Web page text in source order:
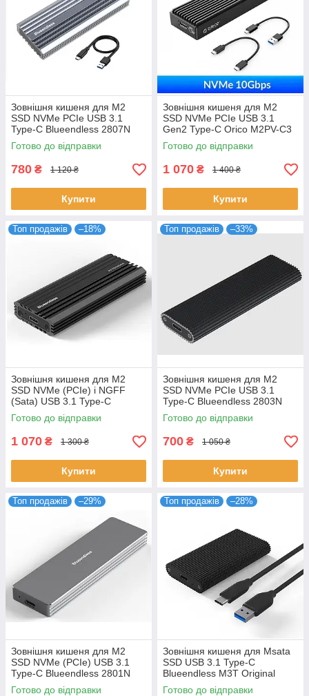
Зовнішня кишеня для M2
SSD NVMe PCIe USB 3.1
Type-C Blueendless 2807N
Original
Готово до відправки
780 ₴ 1 120 ₴
Купити
Зовнішня кишеня для M2
SSD NVMe PCIe USB 3.1
Gen2 Type-C Orico M2PV-C3
Original
Готово до відправки
1 070 ₴ 1 400 ₴
Купити
Топ продажів –18%
Зовнішня кишеня для M2
SSD NVMe (PCIe) і NGFF
(Sata) USB 3.1 Type-C
Blueendless 2807SN Original
Готово до відправки
1 070 ₴ 1 300 ₴
Купити
Топ продажів –33%
Зовнішня кишеня для M2
SSD NVMe PCIe USB 3.1
Type-C Blueendless 2803N
Original
Готово до відправки
700 ₴ 1 050 ₴
Купити
Топ продажів –29%
Зовнішня кишеня для M2
SSD NVMe (PCIe) USB 3.1
Type-C Blueendless 2801N
Original
Готово до відправки
Топ продажів –28%
Зовнішня кишеня для Msata
SSD USB 3.1 Type-C
Blueendless M3T Original
Готово до відправки